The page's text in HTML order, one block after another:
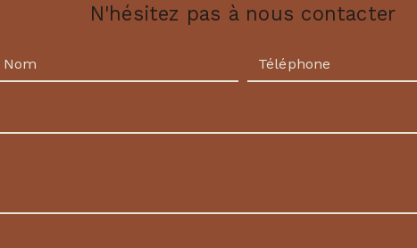
N'hésitez pas à nous contacter